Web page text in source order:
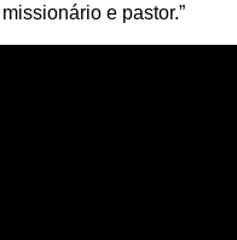
e pastor.”